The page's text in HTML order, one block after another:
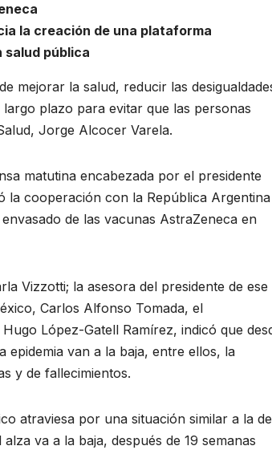
la creación de una plataforma
pública
mejorar la salud, reducir las
plazo para evitar que las personas
Jorge Alcocer Varela.
matutina encabezada por el presidente
la cooperación con la República Argentina
de las vacunas AstraZeneca en
Vizzotti; la asesora del presidente de ese
Carlos Alfonso Tomada, el
López-Gatell Ramírez, indicó que
epidemia van a la baja, entre ellos, la
y de fallecimientos.
atraviesa por una situación similar a la de
va a la baja, después de 19 semanas